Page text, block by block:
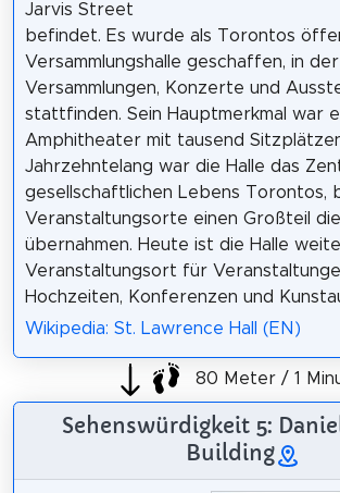
Jarvis Street
befindet. Es wurde als Torontos
Versammlungshalle geschaffen, in
Versammlungen, Konzerte und
stattfinden. Sein Hauptmerkmal war
Amphitheater mit tausend
Jahrzehntelang war die Halle das
gesellschaftlichen Lebens Torontos,
Veranstaltungsorte einen Großteil
übernahmen. Heute ist die Halle
Veranstaltungsort für
Hochzeiten, Konferenzen und
Wikipedia: St. Lawrence Hall (EN)
80 Meter / 1
Sehenswürdigkeit 5:
Building